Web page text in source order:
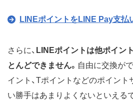
LINEポイントをLINE Pay支払
さらに、 LINEポイントは他ポイン
とんどできません。 自由に交換が
イント、Tポイントなどのポイント
い勝手はあまりよくないといえる